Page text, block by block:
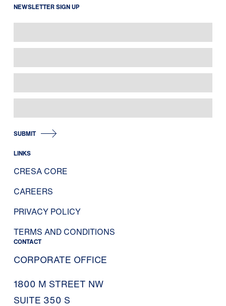
NEWSLETTER SIGN UP
SUBMIT
LINKS
CRESA CORE
CAREERS
PRIVACY POLICY
TERMS AND CONDITIONS
CONTACT
CORPORATE OFFICE
1800 M STREET NW
SUITE 350 S